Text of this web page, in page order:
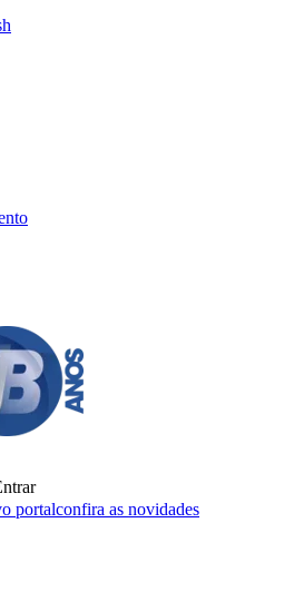
Tempo
portalconfira as novidades